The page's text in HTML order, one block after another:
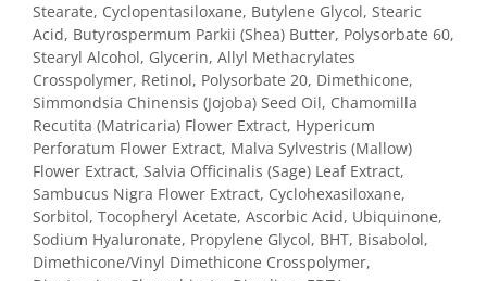
Stearate, Cyclopentasiloxane, Butylene Glycol, Stearic
Acid, Butyrospermum Parkii (Shea) Butter, Polysorbate 60,
Stearyl Alcohol, Glycerin, Allyl Methacrylates
Crosspolymer, Retinol, Polysorbate 20, Dimethicone,
Simmondsia Chinensis (Jojoba) Seed Oil, Chamomilla
Recutita (Matricaria) Flower Extract, Hypericum
Perforatum Flower Extract, Malva Sylvestris (Mallow)
Flower Extract, Salvia Officinalis (Sage) Leaf Extract,
Sambucus Nigra Flower Extract, Cyclohexasiloxane,
Sorbitol, Tocopheryl Acetate, Ascorbic Acid, Ubiquinone,
Sodium Hyaluronate, Propylene Glycol, BHT, Bisabolol,
Dimethicone/Vinyl Dimethicone Crosspolymer,